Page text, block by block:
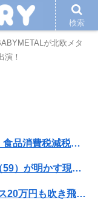
が北欧メタ
！
【悲報】日本人、バカかもしれない。食品消費税減税（8%→1%）に93.2%の国民が賛成してしまう
「外で笑う人もいるが…」三浦知良（59）が明かす現役への葛藤！ 還暦直前も「今でも上手くなりたい」と足掻く1年目からの本音
【悲報】NISA大暴落 一晩でマイナス20万円も吹き飛んだもよう
検索